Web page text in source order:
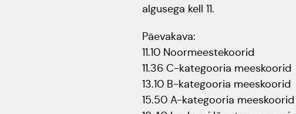
algusega kell 11.
Päevakava:
11.10 Noormeestekoorid
11.36 C-kategooria meeskoorid
13.10 B-kategooria meeskoorid
15.50 A-kategooria meeskoorid